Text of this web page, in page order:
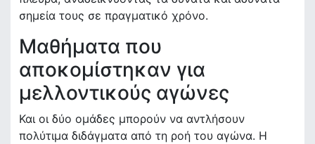
σημεία τους σε πραγματικό χρόνο.
Μαθήματα που
αποκομίστηκαν για
μελλοντικούς αγώνες
Και οι δύο ομάδες μπορούν να αντλήσουν
πολύτιμα διδάγματα από τη ροή του αγώνα. Η